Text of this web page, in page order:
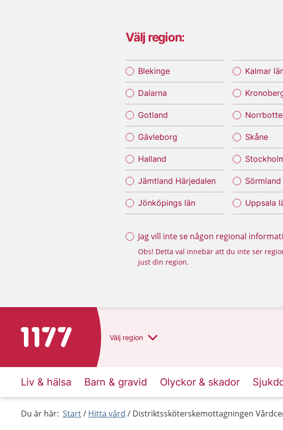
Välj region:
Blekinge
Dalarna
Gotland
Gävleborg
Halland
Jämtland Härjedalen
Jönköpings län
Kalmar
Skåne
Sörmland
Uppsala
Jag vill inte se någon regional
Obs! Detta val innebär att du inte ser
just din region.
Till startsidan för 1177 Välj region
Liv & hälsa Barn & gravid Olyckor & skador
Du är här: Start Hitta vård Distriktssköterskemottagningen